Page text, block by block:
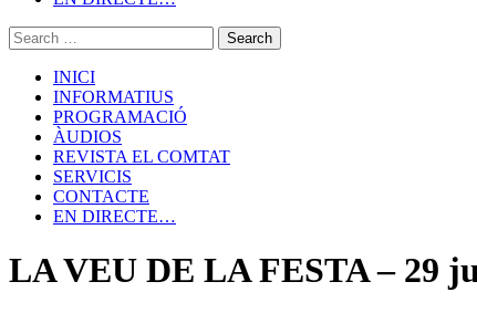
INICI
INFORMATIUS
PROGRAMACIÓ
ÀUDIOS
REVISTA EL COMTAT
SERVICIS
CONTACTE
EN DIRECTE…
LA VEU DE LA FESTA – 29